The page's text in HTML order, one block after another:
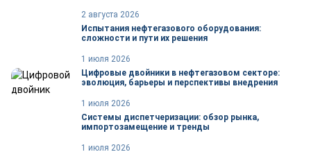
2 августа 2026
Испытания нефтегазового оборудования:
сложности и пути их решения
1 июля 2026
Цифровые двойники в нефтегазовом секторе:
эволюция, барьеры и перспективы внедрения
1 июля 2026
Системы диспетчеризации: обзор рынка,
импортозамещение и тренды
1 июля 2026